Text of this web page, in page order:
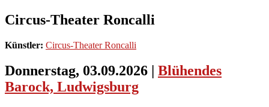
Circus-Theater Roncalli
Künstler: Circus-Theater Roncalli
Donnerstag, 03.09.2026 | Blühendes
Barock, Ludwigsburg